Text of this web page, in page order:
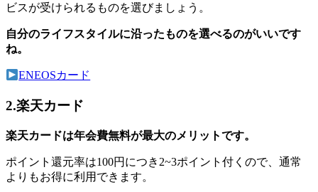
ビスが受けられるものを選びましょう。
自分のライフスタイルに沿ったものを選べるのがいいです
ね。
ENEOSカード
2.楽天カード
楽天カードは年会費無料が最大のメリットです。
ポイント還元率は100円につき2~3ポイント付くので、通常
よりもお得に利用できます。